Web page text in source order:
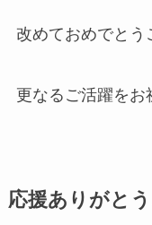
改めておめでとう
更なるご活躍をお
応援ありがと